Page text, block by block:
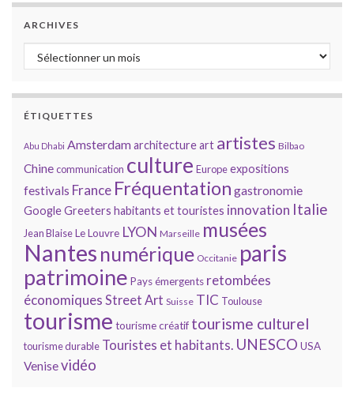
ARCHIVES
Archives
ÉTIQUETTES
Abu Dhabi Amsterdamarchitectureart artistes Bilbao
Chinecommunication culture Europeexpositions
festivals France Fréquentation gastronomie
GoogleGreeters habitants et touristes innovation Italie
Jean BlaiseLe Louvre LYON Marseille musées
Nantes numérique Occitanie paris
patrimoine Pays émergents retombées
économiques Street Art Suisse TIC Toulouse
tourisme tourisme créatif tourisme culturel
tourisme durable Touristes et habitants. UNESCO USA
Venisevidéo